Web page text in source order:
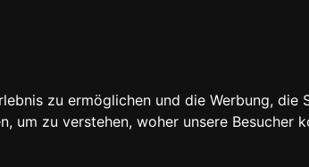
zu ermöglichen und die Werbung, die
um zu verstehen, woher unsere Besucher